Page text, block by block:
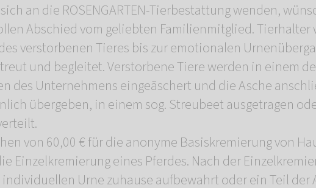
an die ROSENGARTEN-Tierbestattung wenden,
Abschied vom geliebten Familienmitglied. Tierhalter
verstorbenen Tieres bis zur emotionalen
und begleitet. Verstorbene Tiere werden in einem
des Unternehmens eingeäschert und die Asche
übergeben, in einem sog. Streubeet ausgetragen
von 60,00 € für die anonyme Basiskremierung von
Einzelkremierung eines Pferdes. Nach der
Urne zuhause aufbewahrt oder ein Teil der